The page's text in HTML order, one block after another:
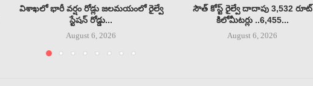
విశాఖలో భారీ వర్షం రోడ్లు జలమయంలో రైల్వే
స్టేషన్ రోడ్డు...
August 6, 2026
సౌత్ కోస్ట్ రైల్వే దాదాపు 3,532 రూట్
కిలోమీటర్లు ..6,455...
August 6, 2026